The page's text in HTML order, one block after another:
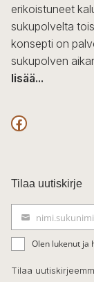
erikoistuneet
sukupolvelta
konsepti on
sukupolven
lisää...
F
c
e
b
o
o
Tilaa uutiskirje
ä
h
k
Olen lukenut ja
Tilaa